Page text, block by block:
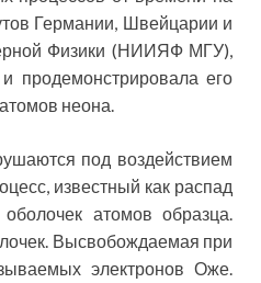
Германии, Швейцарии и
Физики (НИИЯФ МГУ),
продемонстрировала его
неона.
под воздействием
известный как распад
атомов образца.
Высвобождаемая при
электронов Оже.